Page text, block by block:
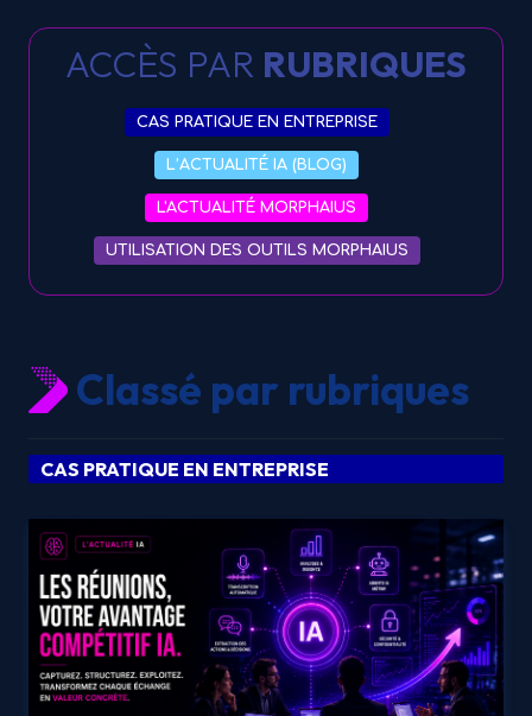
ACCÈS PAR RUBRIQUES
CAS PRATIQUE EN ENTREPRISE
L’ACTUALITÉ IA (BLOG)
L'ACTUALITÉ MORPHAIUS
UTILISATION DES OUTILS MORPHAIUS
Classé par rubriques
CAS PRATIQUE EN ENTREPRISE